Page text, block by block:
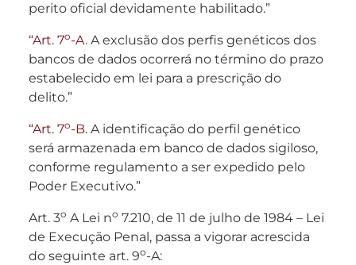
perito oficial devidamente habilitado.”
“Art. 7o-A. A exclusão dos perfis genéticos dos
bancos de dados ocorrerá no término do prazo
estabelecido em lei para a prescrição do
delito.”
“Art. 7o-B. A identificação do perfil genético
será armazenada em banco de dados sigiloso,
conforme regulamento a ser expedido pelo
Poder Executivo.”
Art. 3o A Lei no 7.210, de 11 de julho de 1984 – Lei
de Execução Penal, passa a vigorar acrescida
do seguinte art. 9o-A: